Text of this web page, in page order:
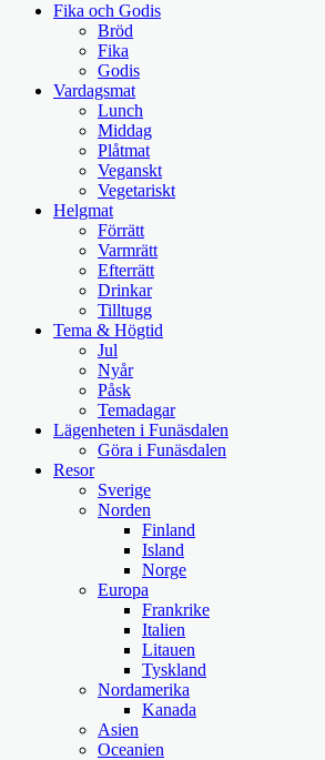
Fika och Godis
Bröd
Fika
Godis
Vardagsmat
Lunch
Middag
Plåtmat
Veganskt
Vegetariskt
Helgmat
Förrätt
Varmrätt
Efterrätt
Drinkar
Tilltugg
Tema & Högtid
Jul
Nyår
Påsk
Temadagar
Lägenheten i Funäsdalen
Göra i Funäsdalen
Resor
Sverige
Norden
Finland
Island
Norge
Europa
Frankrike
Italien
Litauen
Tyskland
Nordamerika
Kanada
Asien
Oceanien